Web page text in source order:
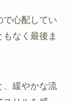
で心配してい
なく最後ま
、緩やかな流